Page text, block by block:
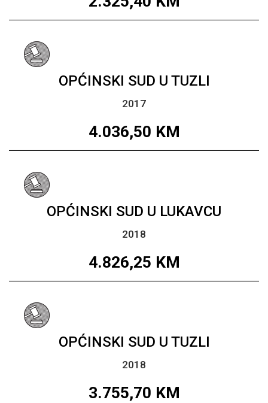
OPĆINSKI SUD U TUZLI
2017
4.036,50 KM
OPĆINSKI SUD U LUKAVCU
2018
4.826,25 KM
OPĆINSKI SUD U TUZLI
2018
3.755,70 KM